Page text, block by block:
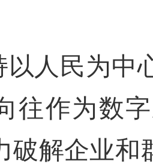
以人民为中
往作为数
破解企业和